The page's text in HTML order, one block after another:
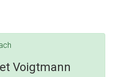
Voigtmann